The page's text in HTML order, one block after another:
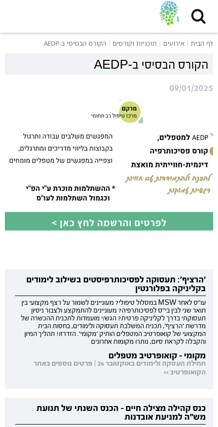
דף הבית אירועים תוכניות וקורסים הקורס הבסיסי ב-AEDP
הקורס הבסיסי ב-AEDP
09/01/2025
'הרציף': תעסוקה לפסיכותרפיסטים בשילוב לימודים
בקליניקה בפלורנטין
עו"ס לאחר MSW במסלול טיפולי? מעוניינים לשמור על רצף מקצועי בין
תואר שני לבין בי"ס לפסיכותרפיה? מעוניינים להתמקצע ולצבור ניסיון
תעסוקתי בדרך לקליניקה פרטית? הגש/י מועמדות לתכנית ההכשרה של
מדרשת 'הרציף', תכנית המשלבת תעסוקה ולימודים, בחסות הבית
המקצועי של קואופרטיב המטפלים הותיק 'מקומי'. הזדרזו! תהליך המיון
והקבלה לקראת סיום, נותרו מקומות אחרונים
מקומי - קואופרטיב מטפלים
תחילת העסקה ולימודים באוקטובר 26 | פרטים נוספים באתר
הקואופרטיב >>
כנס קהילה מצילה חיים - הכנס השנתי של תנועת
מש"ה למניעת אובדנות